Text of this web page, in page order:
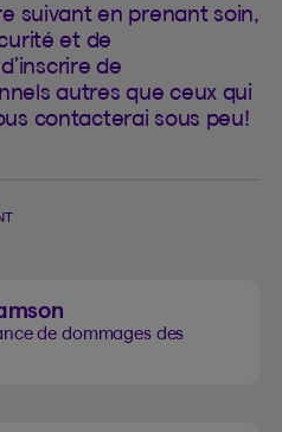
suivant en prenant soin,
et de
de
autres que ceux qui
contacterai sous peu!
de dommages des